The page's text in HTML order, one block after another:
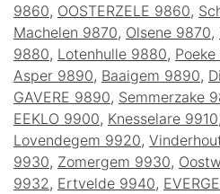
9860, OOSTERZELE 9860,
Machelen 9870, Olsene 9870,
9880, Lotenhulle 9880,
Asper 9890, Baaigem 9890,
GAVERE 9890, Semmerzake
EEKLO 9900, Knesselare 9910
Lovendegem 9920,
9930, Zomergem 9930,
9932 , Ertvelde 9940,